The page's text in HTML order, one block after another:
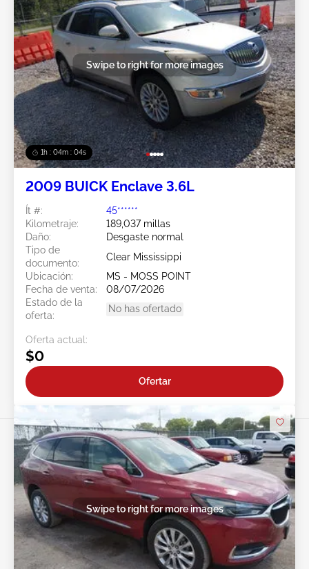
1h : 04m : 02s
Swipe to right for more images
2009 BUICK Enclave 3.6L
Ít #:
45******
Kilometraje:
189,037 millas
Daño:
Desgaste normal
Tipo de
documento:
Clear Mississippi
Ubicación:
MS - MOSS POINT
Fecha de venta:
08/07/2026
Estado de la
oferta:
No has ofertado
Oferta actual:
$0
Ofertar
Swipe to right for more images